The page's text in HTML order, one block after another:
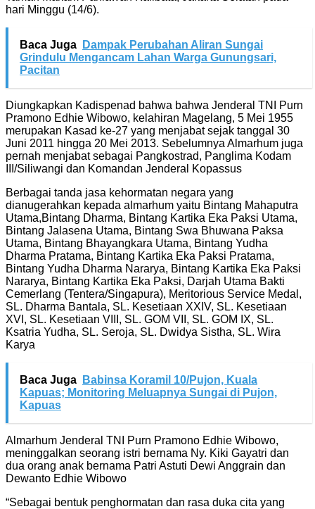
hari Minggu (14/6).
Baca Juga
Dampak Perubahan Aliran Sungai
Grindulu Mengancam Lahan Warga Gunungsari,
Pacitan
Diungkapkan Kadispenad bahwa bahwa Jenderal TNI Purn
Pramono Edhie Wibowo, kelahiran Magelang, 5 Mei 1955
merupakan Kasad ke-27 yang menjabat sejak tanggal 30
Juni 2011 hingga 20 Mei 2013. Sebelumnya Almarhum juga
pernah menjabat sebagai Pangkostrad, Panglima Kodam
III/Siliwangi dan Komandan Jenderal Kopassus
Berbagai tanda jasa kehormatan negara yang
dianugerahkan kepada almarhum yaitu Bintang Mahaputra
Utama,Bintang Dharma, Bintang Kartika Eka Paksi Utama,
Bintang Jalasena Utama, Bintang Swa Bhuwana Paksa
Utama, Bintang Bhayangkara Utama, Bintang Yudha
Dharma Pratama, Bintang Kartika Eka Paksi Pratama,
Bintang Yudha Dharma Nararya, Bintang Kartika Eka Paksi
Nararya, Bintang Kartika Eka Paksi, Darjah Utama Bakti
Cemerlang (Tentera/Singapura), Meritorious Service Medal,
SL. Dharma Bantala, SL. Kesetiaan XXIV, SL. Kesetiaan
XVI, SL. Kesetiaan VIII, SL. GOM VII, SL. GOM IX, SL.
Ksatria Yudha, SL. Seroja, SL. Dwidya Sistha, SL. Wira
Karya
Baca Juga
Babinsa Koramil 10/Pujon, Kuala
Kapuas; Monitoring Meluapnya Sungai di Pujon,
Kapuas
Almarhum Jenderal TNI Purn Pramono Edhie Wibowo,
meninggalkan seorang istri bernama Ny. Kiki Gayatri dan
dua orang anak bernama Patri Astuti Dewi Anggrain dan
Dewanto Edhie Wibowo
“Sebagai bentuk penghormatan dan rasa duka cita yang